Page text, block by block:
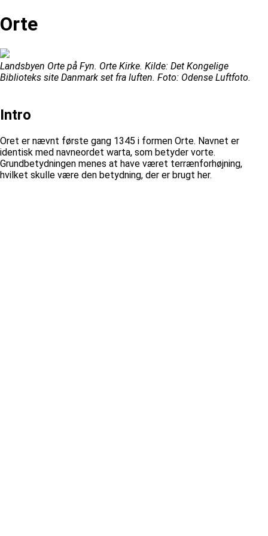
Orte
Landsbyen Orte på Fyn. Orte Kirke. Kilde: Det Kongelige
Biblioteks site Danmark set fra luften. Foto: Odense Luftfoto.
Intro
Oret er nævnt første gang 1345 i formen Orte. Navnet er
identisk med navneordet warta, som betyder vorte.
Grundbetydningen menes at have været terrænforhøjning,
hvilket skulle være den betydning, der er brugt her.